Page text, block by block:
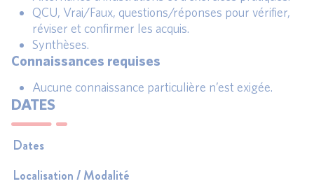
QCU, Vrai/Faux, questions/réponses pour vérifier,
réviser et confirmer les acquis.
Synthèses.
Connaissances requises
Aucune connaissance particulière n’est exigée.
DATES
Dates
Localisation / Modalité